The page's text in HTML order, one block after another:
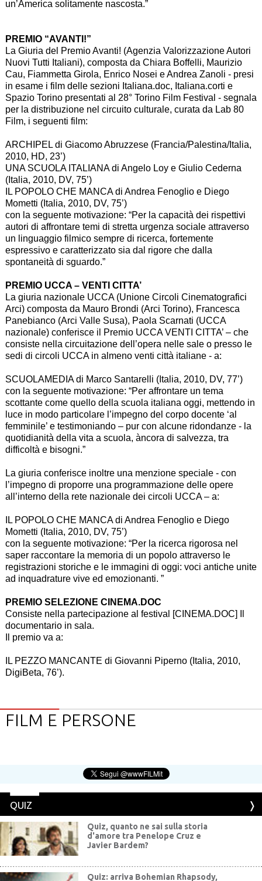
un’America solitamente nascosta.”
PREMIO “AVANTI!”
La Giuria del Premio Avanti! (Agenzia Valorizzazione Autori
Nuovi Tutti Italiani), composta da Chiara Boffelli, Maurizio
Cau, Fiammetta Girola, Enrico Nosei e Andrea Zanoli - presi
in esame i film delle sezioni Italiana.doc, Italiana.corti e
Spazio Torino presentati al 28° Torino Film Festival - segnala
per la distribuzione nel circuito culturale, curata da Lab 80
Film, i seguenti film:
ARCHIPEL di Giacomo Abruzzese (Francia/Palestina/Italia,
2010, HD, 23’)
UNA SCUOLA ITALIANA di Angelo Loy e Giulio Cederna
(Italia, 2010, DV, 75’)
IL POPOLO CHE MANCA di Andrea Fenoglio e Diego
Mometti (Italia, 2010, DV, 75’)
con la seguente motivazione: “Per la capacità dei rispettivi
autori di affrontare temi di stretta urgenza sociale attraverso
un linguaggio filmico sempre di ricerca, fortemente
espressivo e caratterizzato sia dal rigore che dalla
spontaneità di sguardo.”
PREMIO UCCA – VENTI CITTA’
La giuria nazionale UCCA (Unione Circoli Cinematografici
Arci) composta da Mauro Brondi (Arci Torino), Francesca
Panebianco (Arci Valle Susa), Paola Scarnati (UCCA
nazionale) conferisce il Premio UCCA VENTI CITTA’ – che
consiste nella circuitazione dell’opera nelle sale o presso le
sedi di circoli UCCA in almeno venti città italiane - a:
SCUOLAMEDIA di Marco Santarelli (Italia, 2010, DV, 77’)
con la seguente motivazione: “Per affrontare un tema
scottante come quello della scuola italiana oggi, mettendo in
luce in modo particolare l’impegno del corpo docente ‘al
femminile’ e testimoniando – pur con alcune ridondanze - la
quotidianità della vita a scuola, àncora di salvezza, tra
difficoltà e bisogni.”
La giuria conferisce inoltre una menzione speciale - con
l’impegno di proporre una programmazione delle opere
all’interno della rete nazionale dei circoli UCCA – a:
IL POPOLO CHE MANCA di Andrea Fenoglio e Diego
Mometti (Italia, 2010, DV, 75’)
con la seguente motivazione: “Per la ricerca rigorosa nel
saper raccontare la memoria di un popolo attraverso le
registrazioni storiche e le immagini di oggi: voci antiche unite
ad inquadrature vive ed emozionanti. ”
PREMIO SELEZIONE CINEMA.DOC
Consiste nella partecipazione al festival [CINEMA.DOC] Il
documentario in sala.
Il premio va a:
IL PEZZO MANCANTE di Giovanni Piperno (Italia, 2010,
DigiBeta, 76’).
FILM E PERSONE
QUIZ
Quiz, quanto ne sai sulla storia
d'amore tra Penelope Cruz e
Javier Bardem?
Quiz: arriva Bohemian Rhapsody,